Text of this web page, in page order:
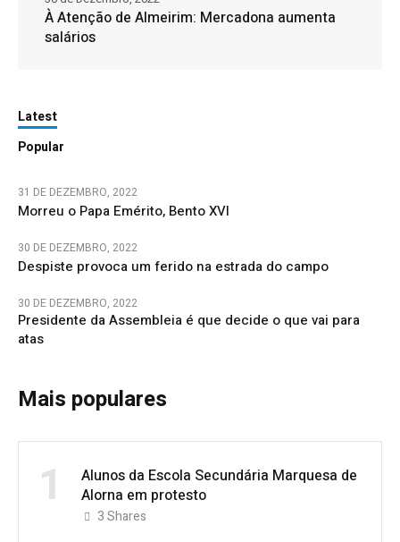
À Atenção de Almeirim: Mercadona aumenta
salários
Latest
Popular
31 DE DEZEMBRO, 2022
Morreu o Papa Emérito, Bento XVI
30 DE DEZEMBRO, 2022
Despiste provoca um ferido na estrada do campo
30 DE DEZEMBRO, 2022
Presidente da Assembleia é que decide o que vai para
atas
Mais populares
1
Alunos da Escola Secundária Marquesa de
Alorna em protesto
3Shares